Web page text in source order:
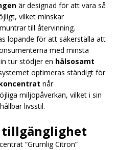
är designad för att vara så
vilket minskar
till återvinning.
löpande för att säkerställa att
med minsta
tur stödjer en hälsosamt
optimeras ständigt för
når
miljöpåverkan, vilket i sin
livsstil.
tillgänglighet
“Grumlig Citron”